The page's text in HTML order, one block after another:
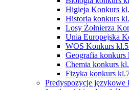
Higieja Konkurs
Historia konkurs
Losy Żołnierza
Unia Europejska
WOS Konkurs
Geografia konkurs
Chemia konkurs
Fizyka konkurs
Predyspozycje językowe